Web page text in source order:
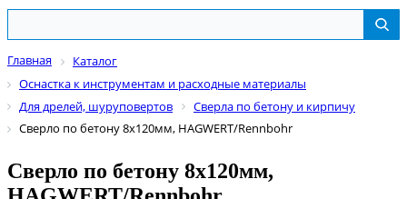
Главная
Каталог
Оснастка к инструментам и расходные материалы
Для дрелей, шуруповертов
Сверла по бетону и кирпичу
Сверло по бетону 8х120мм, HAGWERT/Rennbohr
Сверло по бетону 8х120мм,